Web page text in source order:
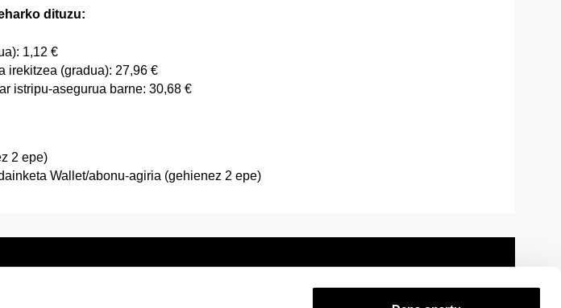
dituzu:
1,12 €
irekitzea (gradua): 27,96 €
istripu-asegurua barne: 30,68 €
2 epe)
Wallet/abonu-agiria (gehienez 2 epe)